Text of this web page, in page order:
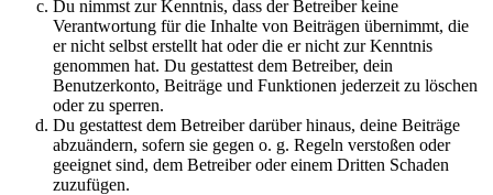
Du nimmst zur Kenntnis, dass der Betreiber keine
Verantwortung für die Inhalte von Beiträgen übernimmt, die
er nicht selbst erstellt hat oder die er nicht zur Kenntnis
genommen hat. Du gestattest dem Betreiber, dein
Benutzerkonto, Beiträge und Funktionen jederzeit zu löschen
oder zu sperren.
Du gestattest dem Betreiber darüber hinaus, deine Beiträge
abzuändern, sofern sie gegen o. g. Regeln verstoßen oder
geeignet sind, dem Betreiber oder einem Dritten Schaden
zuzufügen.